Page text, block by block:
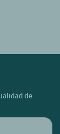
de